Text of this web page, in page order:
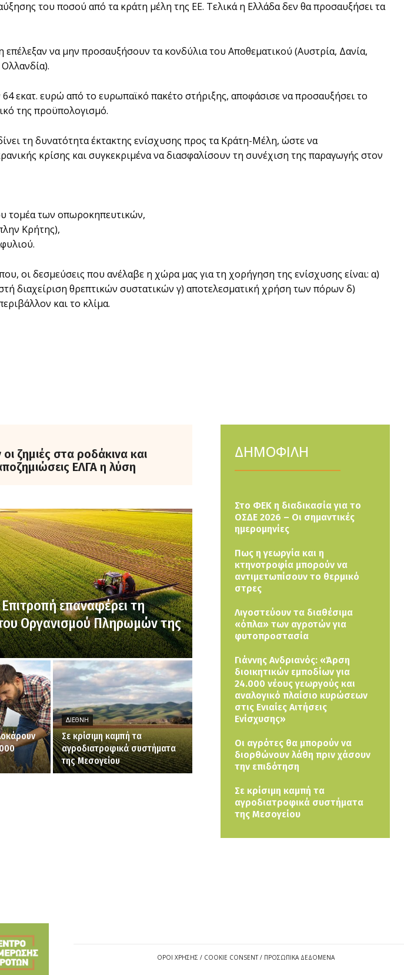
του ποσού από τα κράτη μέλη της ΕΕ. Τελικά η Ελλάδα δεν θα προσαυξήσει τα
να μην προσαυξήσουν τα κονδύλια του Αποθεματικού (Αυστρία, Δανία,
64 εκατ. ευρώ από το ευρωπαϊκό πακέτο στήριξης, αποφάσισε να προσαυξήσει το
της προϋπολογισμό.
τη δυνατότητα έκτακτης ενίσχυσης προς τα Κράτη-Μέλη, ώστε να
κρίσης και συγκεκριμένα να διασφαλίσουν τη συνέχιση της παραγωγής στον
τομέα των οπωροκηπευτικών,
Κρήτης),
οι δεσμεύσεις που ανέλαβε η χώρα μας για τη χορήγηση της ενίσχυσης είναι: α)
διαχείριση θρεπτικών συστατικών γ) αποτελεσματική χρήση των πόρων δ)
και το κλίμα.
ζημιές στα ροδάκινα και
ΕΛΓΑ η λύση
επαναφέρει τη
Οργανισμού Πληρωμών της
ΔΙΕΘΝΉ
Σε κρίσιμη καμπή τα
αγροδιατροφικά συστήματα
της Μεσογείου
ΔΗΜΟΦΙΛΗ
Στο ΦΕΚ η διαδικασία για το
ΟΣΔΕ 2026 – Οι σημαντικές
ημερομηνίες
Πως η γεωργία και η
κτηνοτροφία μπορούν να
αντιμετωπίσουν το θερμικό
στρες
Λιγοστεύουν τα διαθέσιμα
«όπλα» των αγροτών για
φυτοπροστασία
Γιάννης Ανδριανός: «Άρση
διοικητικών εμποδίων για
24.000 νέους γεωργούς και
αναλογικό πλαίσιο κυρώσεων
στις Ενιαίες Αιτήσεις
Ενίσχυσης»
Οι αγρότες θα μπορούν να
διορθώνουν λάθη πριν χάσουν
την επιδότηση
Σε κρίσιμη καμπή τα
αγροδιατροφικά συστήματα
της Μεσογείου
ΟΡΟΙ ΧΡΗΣΗΣ / COOKIE CONSENT / ΠΡΟΣΩΠΙΚΑ ΔΕΔΟΜΕΝΑ